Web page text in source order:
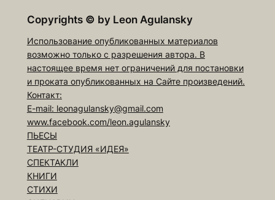
Copyrights © by Leon Agulansky
Использование опубликованных материалов
возможно только с разрешения автора. В
настоящее время нет ограничений для постановки
и проката опубликованных на Сайте произведений.
Контакт:
E-mail: leonagulansky@gmail.com
www.facebook.com/leon.agulansky
ПЬЕСЫ
ТЕАТР-СТУДИЯ «ИДЕЯ»
СПЕКТАКЛИ
КНИГИ
СТИХИ